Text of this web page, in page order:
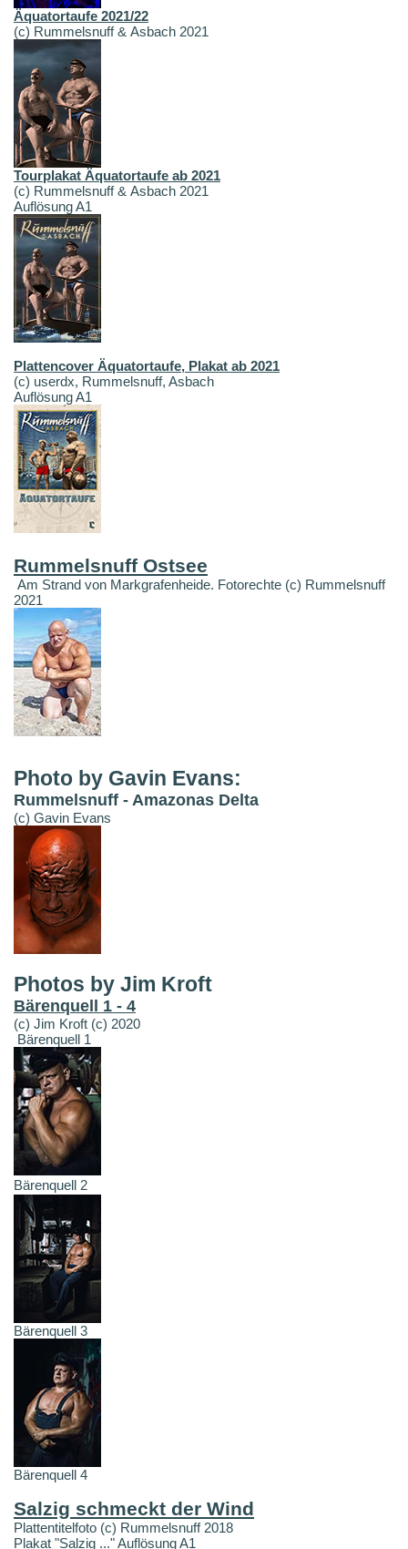
Äquatortaufe 2021/22
(c) Rummelsnuff & Asbach 2021
Tourplakat Äquatortaufe ab 2021
(c) Rummelsnuff & Asbach 2021
Auflösung A1
Plattencover Äquatortaufe, Plakat ab 2021
(c) userdx, Rummelsnuff, Asbach
Auflösung A1
Rummelsnuff Ostsee
Am Strand von Markgrafenheide. Fotorechte (c) Rummelsnuff
2021
Photo by Gavin Evans:
Rummelsnuff - Amazonas Delta
(c) Gavin Evans
Photos by Jim Kroft
Bärenquell 1 - 4
(c) Jim Kroft (c) 2020
Bärenquell 1
Bärenquell 2
Bärenquell 3
Bärenquell 4
Salzig schmeckt der Wind
Plattentitelfoto (c) Rummelsnuff 2018
Plakat "Salzig ..." Auflösung A1